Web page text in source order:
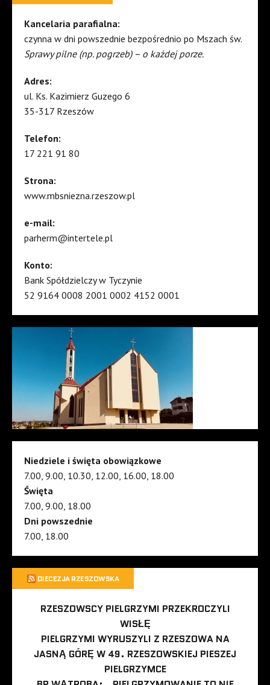
Kancelaria parafialna:
czynna w dni powszednie bezpośrednio po Mszach św.
Sprawy pilne (np. pogrzeb) – o każdej porze.
Adres:
ul. Ks. Kazimierz Guzego 6
35-317 Rzeszów
Telefon:
17 221 91 80
Strona:
www.mbsniezna.rzeszow.pl
e-mail:
parherm@intertele.pl
Konto:
Bank Spółdzielczy w Tyczynie
52 9164 0008 2001 0002 4152 0001
Niedziele i święta obowiązkowe
7.00, 9.00, 10.30, 12.00, 16.00, 18.00
Święta
7.00, 9.00, 18.00
Dni powszednie
7.00, 18.00
DIECEZJA RZESZOWSKA
RZESZOWSCY PIELGRZYMI PRZEKROCZYLI
WISŁĘ
PIELGRZYMI WYRUSZYLI Z RZESZOWA NA
JASNĄ GÓRĘ W 49. RZESZOWSKIEJ PIESZEJ
PIELGRZYMCE